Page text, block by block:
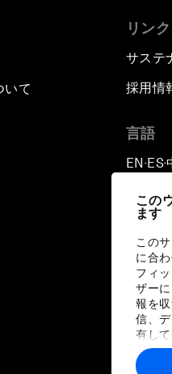
この
ます
この
に合
フィ
ザー
報を
信、
有し
ユー
報や
いて
リンク
サステ
採用情
言語
EN ▪ ES▪